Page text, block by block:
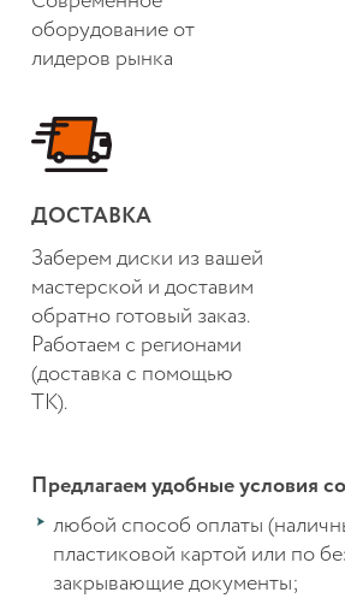
оборудование от
лидеров рынка
ДОСТАВКА
Заберем диски из вашей
мастерской и доставим
обратно готовый заказ.
Работаем с регионами
(доставка с помощью
ТК).
Предлагаем удобные условия
любой способ оплаты
пластиковой картой или по
закрывающие документы;